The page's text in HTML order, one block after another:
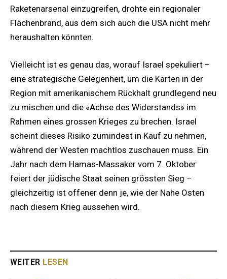
Raketenarsenal einzugreifen, drohte ein regionaler
Flächenbrand, aus dem sich auch die USA nicht mehr
heraushalten könnten.
Vielleicht ist es genau das, worauf Israel spekuliert –
eine strategische Gelegenheit, um die Karten in der
Region mit amerikanischem Rückhalt grundlegend neu
zu mischen und die «Achse des Widerstands» im
Rahmen eines grossen Krieges zu brechen. Israel
scheint dieses Risiko zumindest in Kauf zu nehmen,
während der Westen machtlos zuschauen muss. Ein
Jahr nach dem Hamas-Massaker vom 7. Oktober
feiert der jüdische Staat seinen grössten Sieg –
gleichzeitig ist offener denn je, wie der Nahe Osten
nach diesem Krieg aussehen wird.
WEITER LESEN